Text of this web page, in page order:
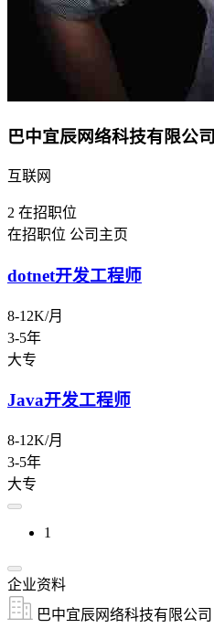
巴中宜辰网络科技有限公司
互联网
2 在招职位
在招职位 公司主页
dotnet开发工程师
8-12K/月
3-5年
大专
Java开发工程师
8-12K/月
3-5年
大专
1
企业资料
巴中宜辰网络科技有限公司